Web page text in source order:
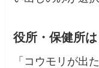
役所・保健所
「コウモリが出